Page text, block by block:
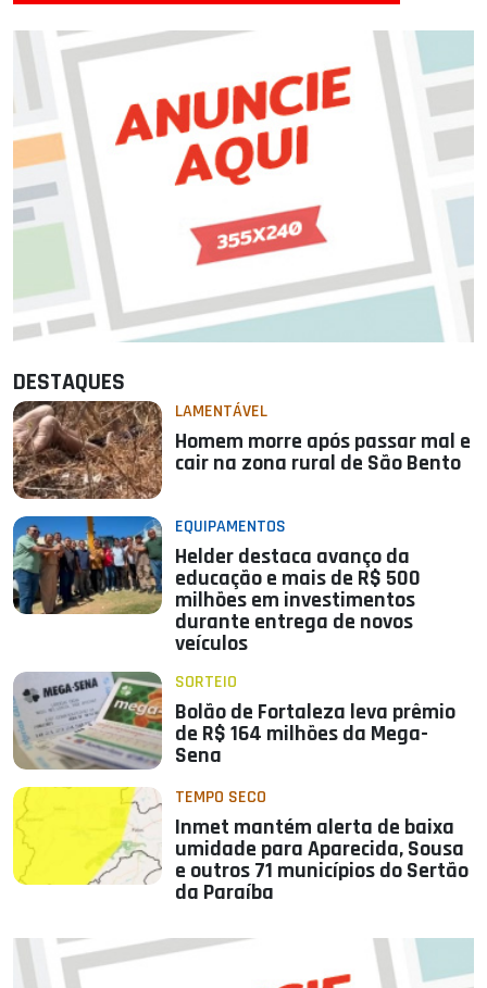
DESTAQUES
LAMENTÁVEL
Homem morre após passar mal e
cair na zona rural de São Bento
EQUIPAMENTOS
Helder destaca avanço da
educação e mais de R$ 500
milhões em investimentos
durante entrega de novos
veículos
SORTEIO
Bolão de Fortaleza leva prêmio
de R$ 164 milhões da Mega-
Sena
TEMPO SECO
Inmet mantém alerta de baixa
umidade para Aparecida, Sousa
e outros 71 municípios do Sertão
da Paraíba